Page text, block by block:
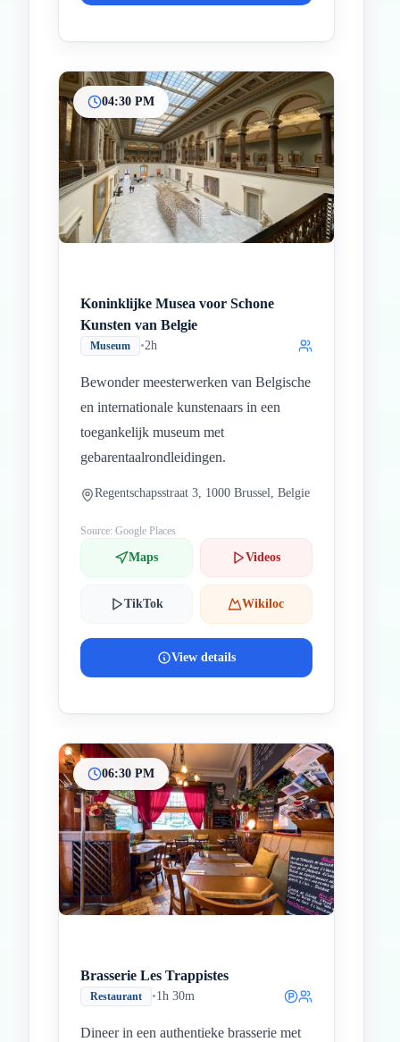
04:30 PM
Koninklijke Musea voor Schone
Kunsten van Belgie
Museum •2h
Bewonder meesterwerken van Belgische
en internationale kunstenaars in een
toegankelijk museum met
gebarentaalrondleidingen.
Regentschapsstraat 3, 1000 Brussel, Belgie
Source: Google Places
Maps Videos
TikTok Wikiloc
View details
06:30 PM
Brasserie Les Trappistes
Restaurant •1h 30m
Dineer in een authentieke brasserie met